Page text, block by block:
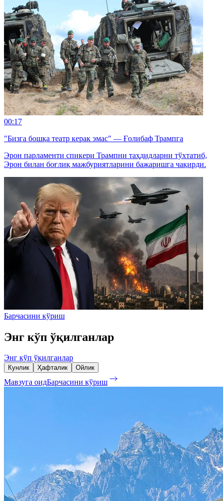
00:17
"Бизга бошқа театр керак эмас" — Ғолибаф Трампга
Эрон парламенти спикери Трампни таҳдидларни тўхтатиб,
Эрон билан боғлиқ мажбуриятларини бажаришга чақирди.
Барчасини кўриш
Энг кўп ўқилганлар
Энг кўп ўқилганлар
Кунлик Ҳафталик Ойлик
Мавзуга оидБарчасини кўриш